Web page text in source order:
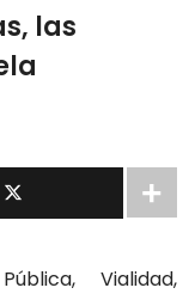
las
Vialidad,